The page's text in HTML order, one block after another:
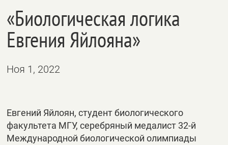
«Биологическая логика
Евгения Яйлояна»
Ноя 1, 2022
Евгений Яйлоян, студент биологического
факультета МГУ, серебряный медалист 32-й
Международной биологической олимпиады